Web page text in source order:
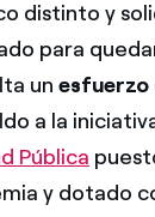
distinto y
para
unesfuerzo
a la
Pública
y dotado